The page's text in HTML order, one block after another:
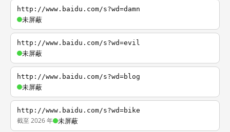
http://www.baidu.com/s?wd=damn
未屏蔽
http://www.baidu.com/s?wd=evil
未屏蔽
http://www.baidu.com/s?wd=blog
未屏蔽
http://www.baidu.com/s?wd=bike
截至 2026 年 未屏蔽